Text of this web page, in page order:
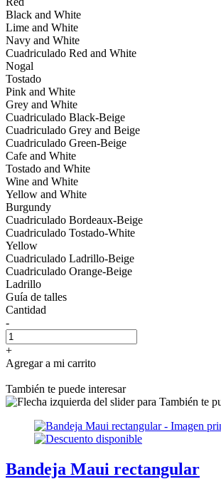
Black and White
Lime and White
Navy and White
Cuadriculado Red and White
Nogal
Tostado
Pink and White
Grey and White
Cuadriculado Black-Beige
Cuadriculado Grey and Beige
Cuadriculado Green-Beige
Cafe and White
Tostado and White
Wine and White
Yellow and White
Burgundy
Cuadriculado Bordeaux-Beige
Cuadriculado Tostado-White
Yellow
Cuadriculado Ladrillo-Beige
Cuadriculado Orange-Beige
Ladrillo
Guía de talles
Cantidad
-
+
Agregar a mi carrito
También te puede interesar
Bandeja Maui rectangular